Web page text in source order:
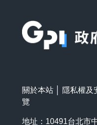
關於本站 隱私權及
覽
地址：10491台北市